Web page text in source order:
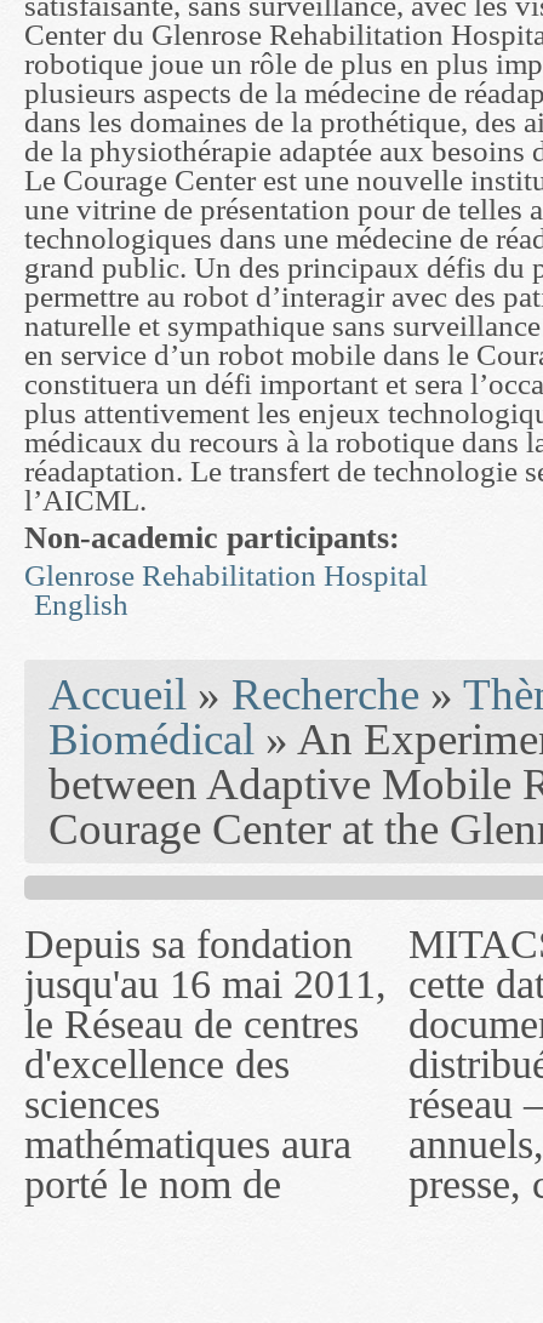
Center du Glenrose Rehabilitation
robotique joue un rôle de plus en plus
plusieurs aspects de la médecine de
dans les domaines de la prothétique, des
de la physiothérapie adaptée aux besoins
Le Courage Center est une nouvelle
une vitrine de présentation pour de telles
technologiques dans une médecine de
grand public. Un des principaux défis du
permettre au robot d’interagir avec des
naturelle et sympathique sans
en service d’un robot mobile dans le
constituera un défi important et sera
plus attentivement les enjeux
médicaux du recours à la robotique dans
réadaptation. Le transfert de technologie
l’AICML.
Non-academic participants:
Glenrose Rehabilitation Hospital
English
Accueil » Recherche »
Biomédical » An
between Adaptive Mobile
Courage Center at the
Depuis sa fondation
jusqu'au 16 mai 2011,
le Réseau de centres
d'excellence des
sciences
mathématiques aura
porté le nom de
MITACS inc. Jusqu'à
cette date, les
documents publiés ou
distribués par ce
réseau — rapports
annuels, coupures de
presse, communiqués
— l'auront désigné
sous le nom de
MITACS inc. À
compter du 16 mai
2011, toutefois, le
réseau portera le nom